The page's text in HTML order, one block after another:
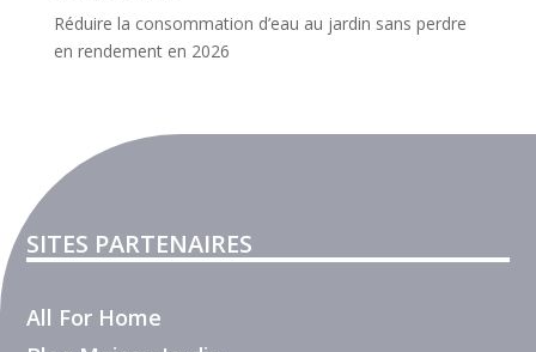
Réduire la consommation d’eau au jardin sans perdre
en rendement en 2026
SITES PARTENAIRES
All For Home